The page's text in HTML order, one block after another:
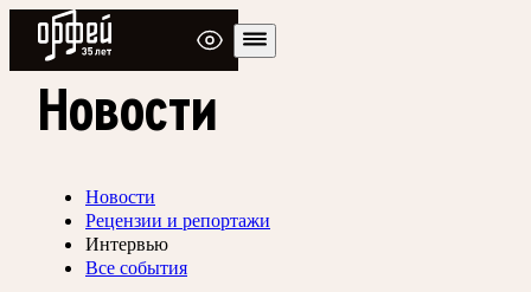
Радио Орфей
Новости
Новости
Рецензии и репортажи
Интервью
Все события